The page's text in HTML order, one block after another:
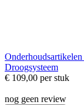
Onderhoudsartikelen
Droogsysteem
€ 109,00 per stuk
nog geen review